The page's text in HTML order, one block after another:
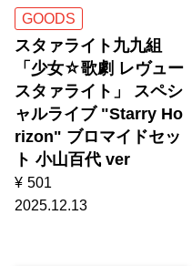
GOODS
スタァライト九九組
「少女☆歌劇 レヴュー
スタァライト」 スペシ
ャルライブ "Starry Ho
rizon" ブロマイドセッ
ト 小山百代 ver
¥ 501
2025.12.13